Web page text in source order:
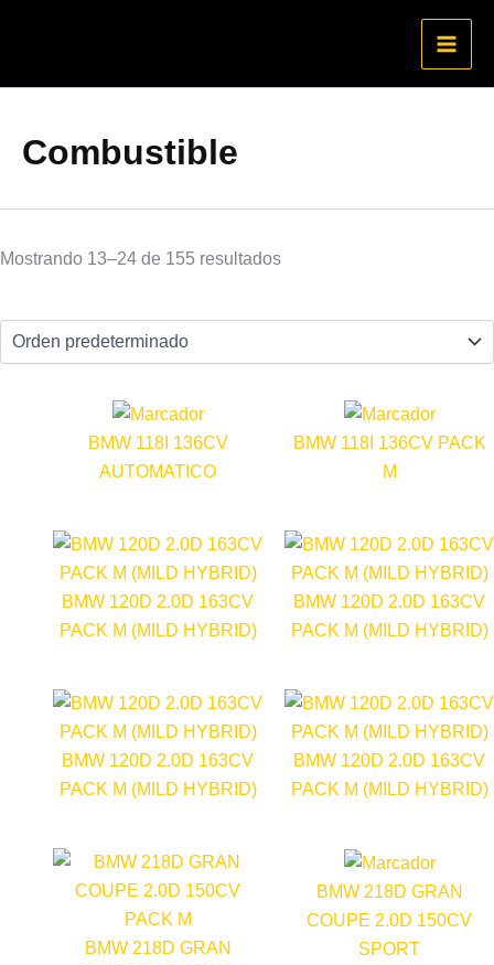
Combustible
Mostrando 13–24 de 155 resultados
BMW 118I 136CV
AUTOMATICO
BMW 118I 136CV PACK
M
BMW 120D 2.0D 163CV
PACK M (MILD HYBRID)
BMW 120D 2.0D 163CV
PACK M (MILD HYBRID)
BMW 120D 2.0D 163CV
PACK M (MILD HYBRID)
BMW 120D 2.0D 163CV
PACK M (MILD HYBRID)
BMW 218D GRAN
BMW 218D GRAN
COUPE 2.0D 150CV
SPORT